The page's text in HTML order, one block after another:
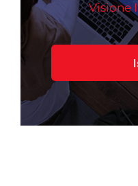
Visione